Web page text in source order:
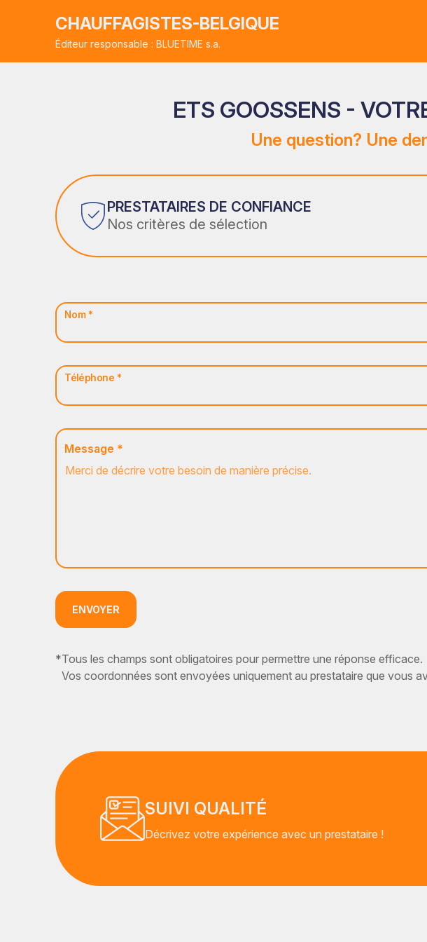
CHAUFFAGISTES-BELGIQUE
Éditeur responsable : BLUETIME s.a.
ETS GOOSSENS -
Une question? Une
PRESTATAIRES DE CONFIANCE
Nos critères de sélection
Nom *
Téléphone *
Message *
ENVOYER
*Tous les champs sont obligatoires pour permettre une réponse efficace.
Vos coordonnées sont envoyées uniquement au prestataire que vous
SUIVI QUALITÉ
Décrivez votre expérience avec un prestataire !